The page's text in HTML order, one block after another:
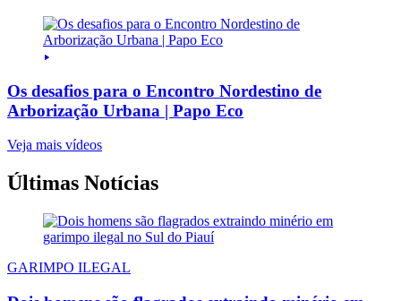
Os desafios para o Encontro Nordestino de
Arborização Urbana | Papo Eco
Veja mais vídeos
Últimas Notícias
GARIMPO ILEGAL